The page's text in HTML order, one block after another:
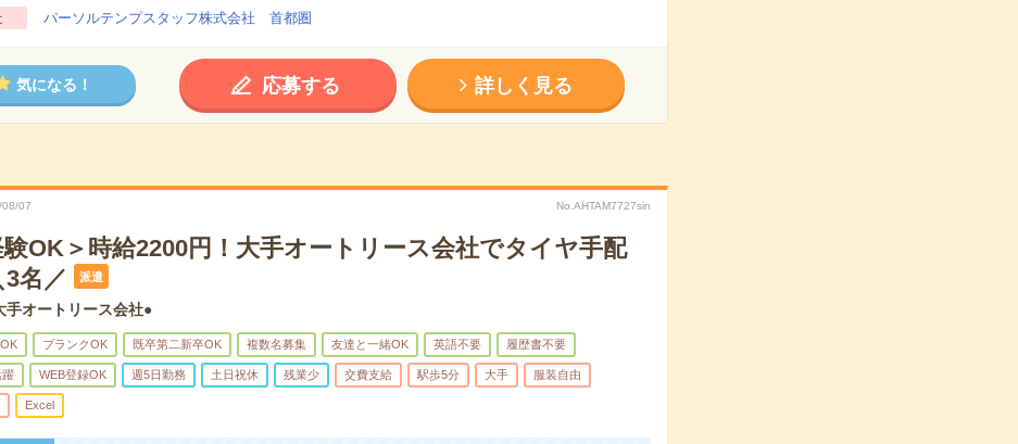
パーソルテンプスタッフ株式会社 首都圏
気になる！ 応募する 詳しく見る
07 No.AHTAM7727sin
験OK＞時給2200円！大手オートリース会社でタイヤ手配
名／
派遣
手オートリース会社●
ブランクOK 既卒第二新卒OK 複数名募集 友達と一緒OK 英語不要 履歴書不要
躍 WEB登録OK 週5日勤務 土日祝休 残業少 交費支給 駅歩5分 大手 服装自由
Excel